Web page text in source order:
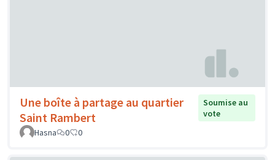
Une boîte à partage au quartier
Saint Rambert
Soumise au
vote
Hasna
0 0